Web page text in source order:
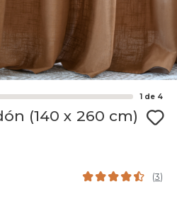
1 de 4
(140 x 260 cm)
(3)